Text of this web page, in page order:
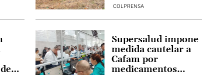
COLPRENSA
Supersalud impone
medida cautelar a
Cafam por
medicamentos